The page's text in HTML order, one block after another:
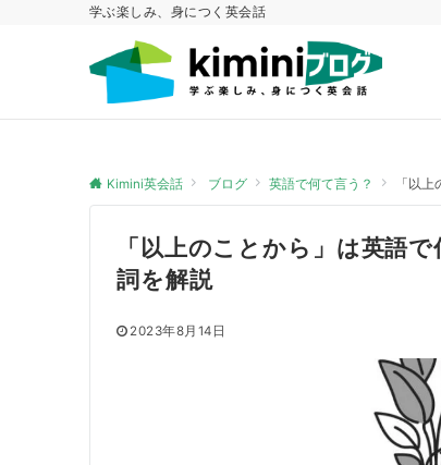
学ぶ楽しみ、身につく英会話
Kimini英会話 ブログ 英語で何て言う？ 「以
「以上のことから」は英語
詞を解説
2023年8月14日